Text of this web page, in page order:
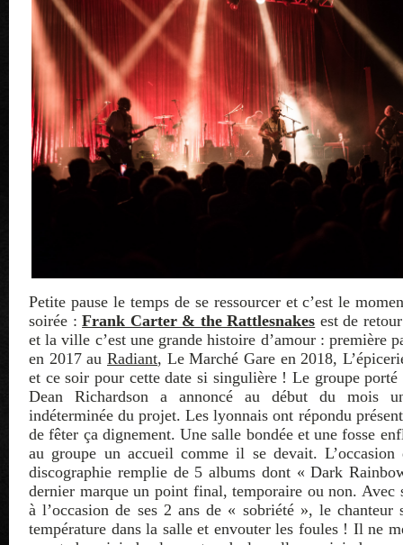
Petite pause le temps de se ressourcer et c’est le
soirée :Frank Carter & the Rattlesnakes est de
et la ville c’est une grande histoire d’amour : première
en 2017 au Radiant, Le Marché Gare en 2018,
et ce soir pour cette date si singulière ! Le groupe
Dean Richardson a annoncé au début du mois
indéterminée du projet. Les lyonnais ont répondu
de fêter ça dignement. Une salle bondée et une fosse
au groupe un accueil comme il se devait.
discographie remplie de 5 albums dont « Dark
dernier marque un point final, temporaire ou non. Avec
à l’occasion de ses 2 ans de « sobriété », le
température dans la salle et envouter les foules ! Il ne